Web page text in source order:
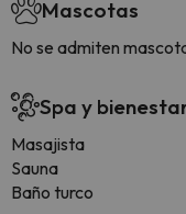
Mascotas
No se admiten
Spa y
Masajista
Sauna
Baño turco